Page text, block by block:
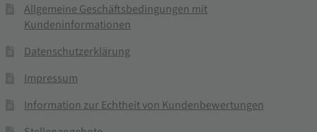
Allgemeine Geschäftsbedingungen mit
Kundeninformationen
Datenschutzerklärung
Impressum
Information zur Echtheit von Kundenbewertungen